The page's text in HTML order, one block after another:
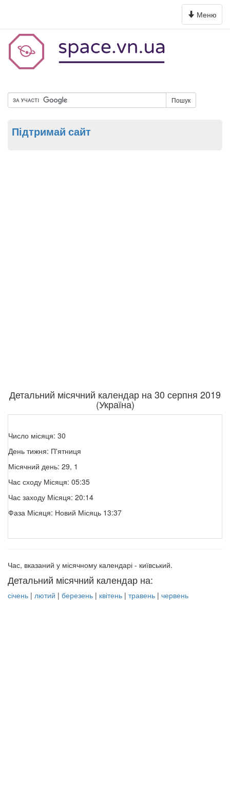
Toggle
navigation
Меню
Пошук
Підтримай сайт
Детальний місячний календар на 30 серпня 2019
(Україна)
Число місяця: 30
День тижня: П'ятниця
Місячний день: 29, 1
Час сходу Місяця: 05:35
Час заходу Місяця: 20:14
Фаза Місяця: Новий Місяць 13:37
Час, вказаний у місячному календарі - київський.
Детальний місячний календар на:
січень | лютий | березень | квітень | травень | червень